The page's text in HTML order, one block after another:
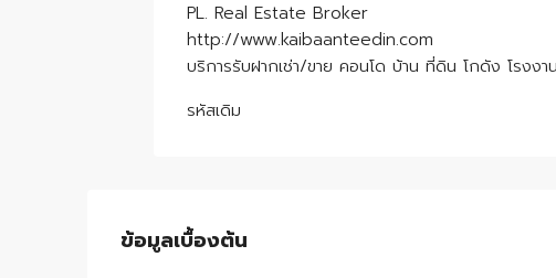
PL. Real Estate Broker
http://www.kaibaanteedin.com
บริการรับฝากเช่า/ขาย คอนโด บ้าน ที่ดิน โกดัง โรงง
รหัสเดิม
ข้อมูลเบื้องต้น